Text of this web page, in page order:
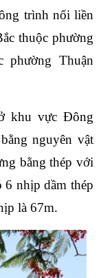
trình nối liền
thuộc phường
phường Thuận
khu vực Đông
nguyên vật
bằng thép với
6 nhịp dầm thép
là 67m.